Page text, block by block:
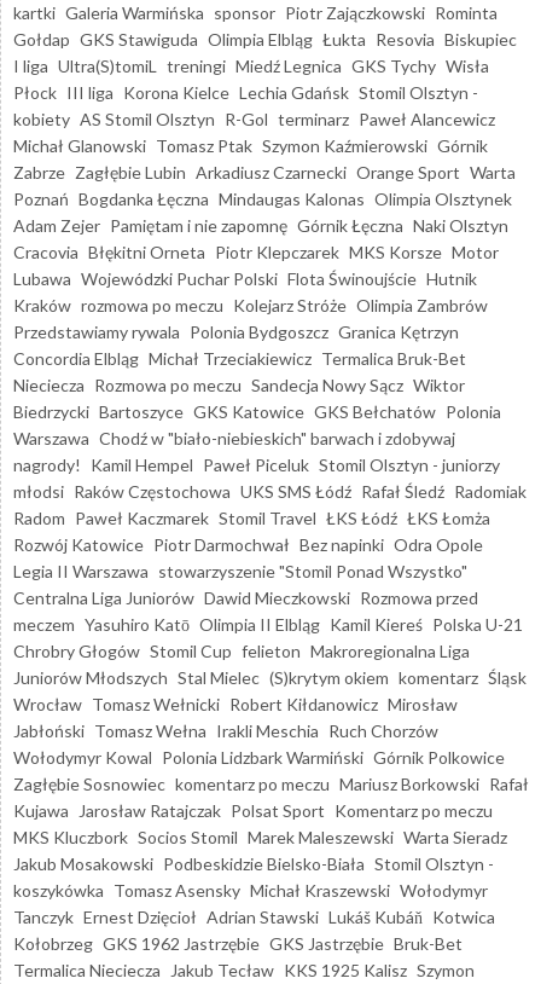
kartki Galeria Warmińska sponsor Piotr Zajączkowski Rominta
Gołdap GKS Stawiguda Olimpia Elbląg Łukta Resovia Biskupiec
I liga Ultra(S)tomiL treningi Miedź Legnica GKS Tychy Wisła
Płock III liga Korona Kielce Lechia Gdańsk Stomil Olsztyn -
kobiety AS Stomil Olsztyn R-Gol terminarz Paweł Alancewicz
Michał Glanowski Tomasz Ptak Szymon Kaźmierowski Górnik
Zabrze Zagłębie Lubin Arkadiusz Czarnecki Orange Sport Warta
Poznań Bogdanka Łęczna Mindaugas Kalonas Olimpia Olsztynek
Adam Zejer Pamiętam i nie zapomnę Górnik Łęczna Naki Olsztyn
Cracovia Błękitni Orneta Piotr Klepczarek MKS Korsze Motor
Lubawa Wojewódzki Puchar Polski Flota Świnoujście Hutnik
Kraków rozmowa po meczu Kolejarz Stróże Olimpia Zambrów
Przedstawiamy rywala Polonia Bydgoszcz Granica Kętrzyn
Concordia Elbląg Michał Trzeciakiewicz Termalica Bruk-Bet
Nieciecza Rozmowa po meczu Sandecja Nowy Sącz Wiktor
Biedrzycki Bartoszyce GKS Katowice GKS Bełchatów Polonia
Warszawa Chodź w "biało-niebieskich" barwach i zdobywaj
nagrody!
Kamil Hempel Paweł Piceluk Stomil Olsztyn - juniorzy
młodsi Raków Częstochowa UKS SMS Łódź Rafał Śledź Radomiak
Radom Paweł Kaczmarek Stomil Travel ŁKS Łódź ŁKS Łomża
Rozwój Katowice Piotr Darmochwał Bez napinki Odra Opole
Legia II Warszawa stowarzyszenie "Stomil Ponad Wszystko"
Centralna Liga Juniorów Dawid Mieczkowski Rozmowa przed
meczem Yasuhiro Katō Olimpia II Elbląg Kamil Kiereś Polska U-21
Chrobry Głogów Stomil Cup felieton Makroregionalna Liga
Juniorów Młodszych Stal Mielec (S)krytym okiem komentarz Śląsk
Wrocław Tomasz Wełnicki Robert Kiłdanowicz Mirosław
Jabłoński Tomasz Wełna Irakli Meschia Ruch Chorzów
Wołodymyr Kowal Polonia Lidzbark Warmiński Górnik Polkowice
Zagłębie Sosnowiec komentarz po meczu Mariusz Borkowski Rafał
Kujawa
Jarosław Ratajczak Polsat Sport Komentarz po meczu
MKS Kluczbork Socios Stomil Marek Maleszewski Warta Sieradz
Jakub Mosakowski Podbeskidzie Bielsko-Biała Stomil Olsztyn -
koszykówka Tomasz Asensky Michał Kraszewski Wołodymyr
Tanczyk Ernest Dzięcioł Adrian Stawski Lukáš Kubáň Kotwica
Kołobrzeg GKS 1962 Jastrzębie GKS Jastrzębie Bruk-Bet
Termalica Nieciecza
Jakub Tecław KKS 1925 Kalisz Szymon